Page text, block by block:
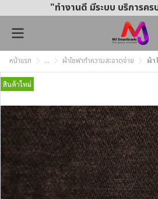
"ทำงานดี มีระบบ บริการค
หน้าแรก ... ผ้าโซฟาทำความสะอาดง่าย ผ้าโซ
สินค้าใหม่